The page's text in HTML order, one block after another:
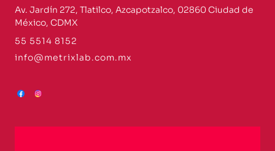
Av. Jardín 272, Tlatilco, Azcapotzalco, 02860 Ciudad de
México, CDMX
55 5514 8152
info@metrixlab.com.mx